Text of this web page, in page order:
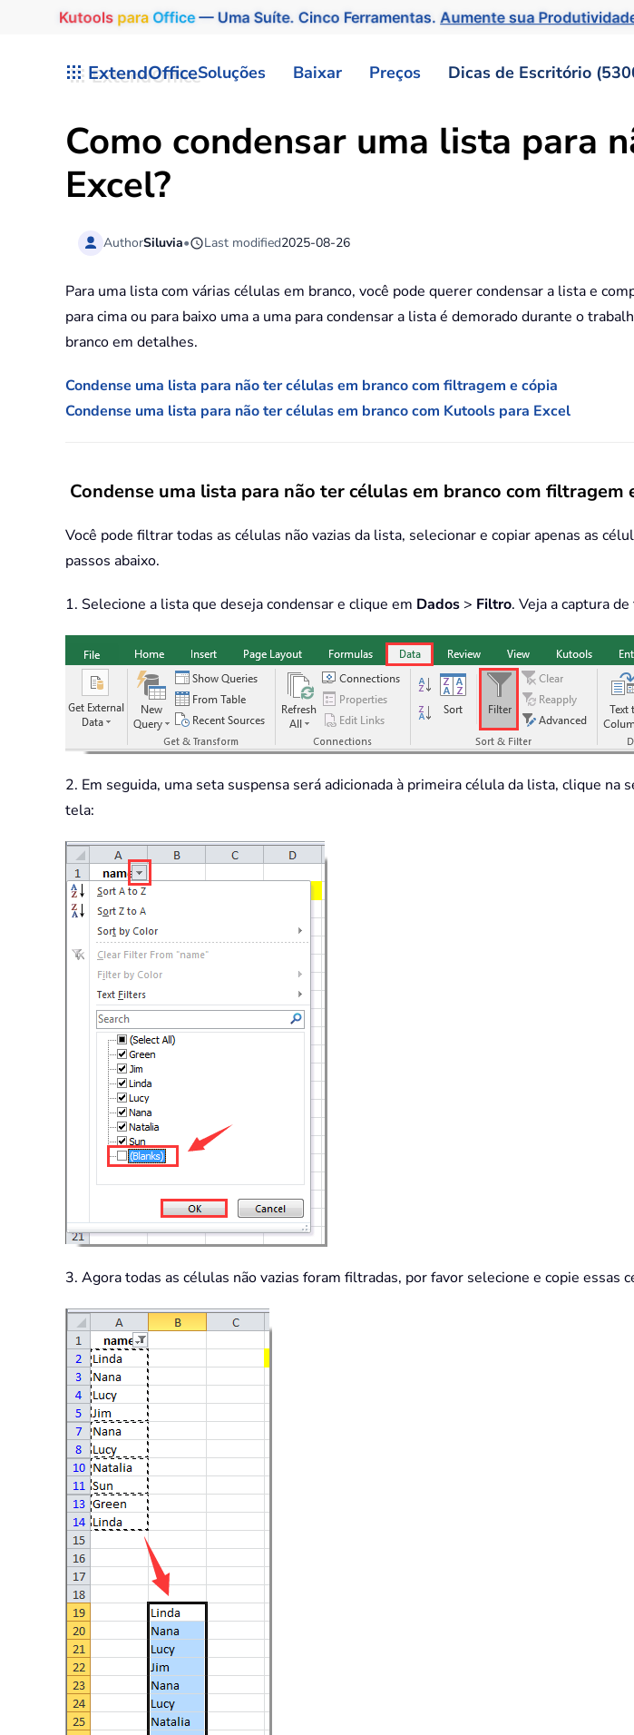
Kutools para Office— Uma Suíte. Cinco Ferramentas.Aumente sua
ExtendOfficeSoluções Baixar Preços Dicas de Escritório
Como condensar uma lista para
Excel?
AuthorSiluvia• Last modified2025-08-26
Para uma lista com várias células em branco, você pode querer condensar a lista e
para cima ou para baixo uma a uma para condensar a lista é demorado durante o
branco em detalhes.
Condense uma lista para não ter células em branco com filtragem e cópia
Condense uma lista para não ter células em branco com Kutools para Excel
Condense uma lista para não ter células em branco com filtragem
Você pode filtrar todas as células não vazias da lista, selecionar e copiar apenas as
passos abaixo.
1. Selecione a lista que deseja condensar e clique em Dados > Filtro. Veja a captura
2. Em seguida, uma seta suspensa será adicionada à primeira célula da lista, clique na
tela:
3. Agora todas as células não vazias foram filtradas, por favor selecione e copie essas